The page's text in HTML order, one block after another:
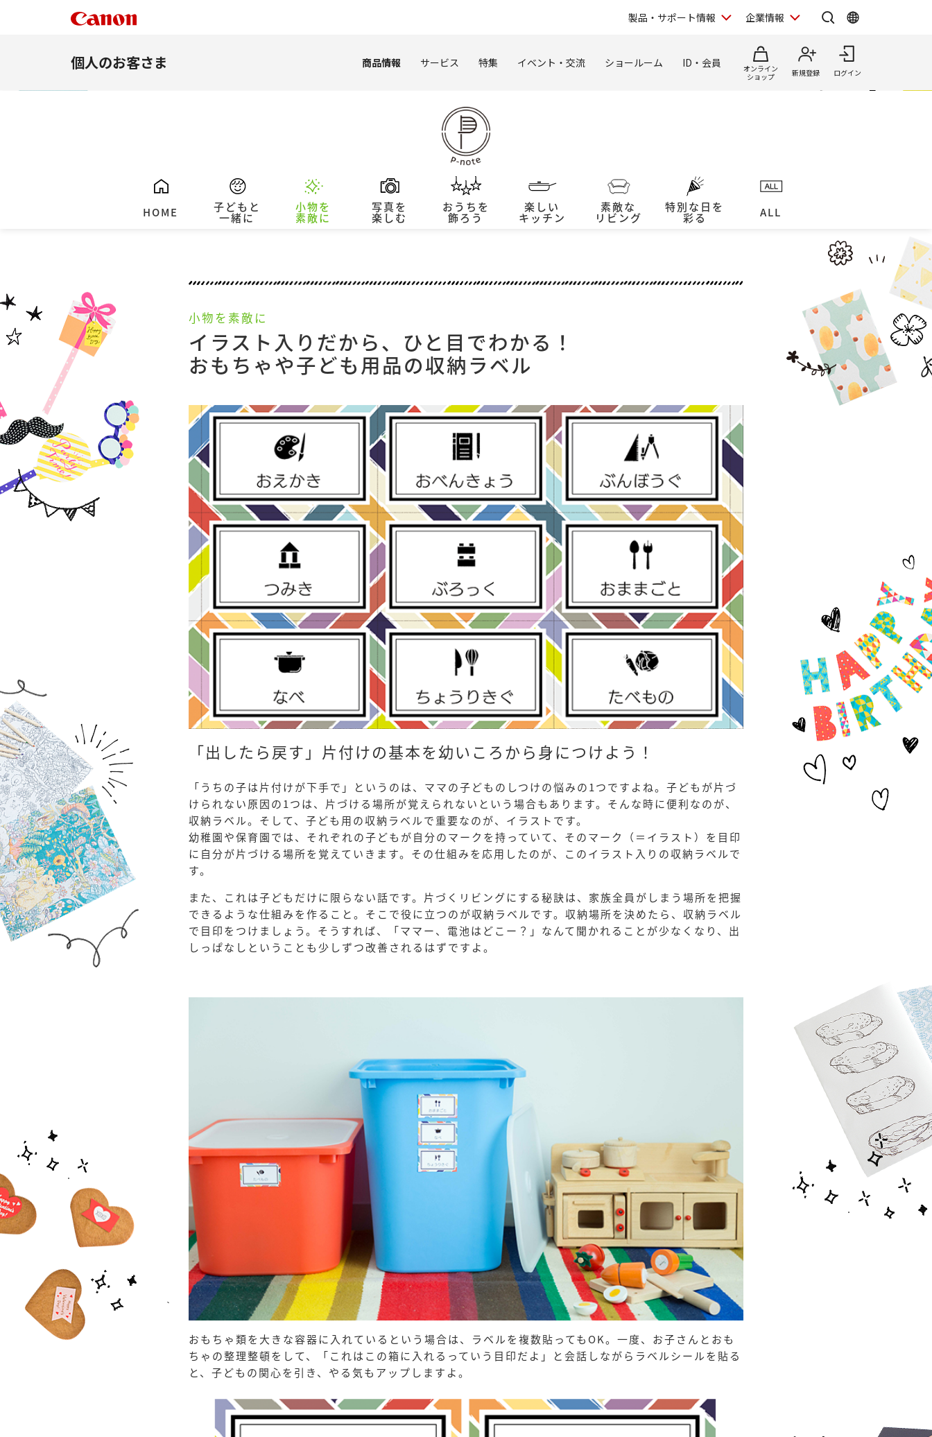
製品・サポート情報 企業情報
個人のお客さま 商品情報 サービス 特集 イベント・交流 ショールーム ID・会員
オンライン
ショップ
新規登録 ログイン
HOME 子どもと
一緒に
小物を
素敵に
写真を
楽しむ
おうちを
飾ろう
楽しい
キッチン
素敵な
リビング
特別な日を
彩る ALL
小物を素敵に
イラスト入りだから、ひと目でわかる！
おもちゃや子ども用品の収納ラベル
「出したら戻す」片付けの基本を幼いころから身につけよう！
「うちの子は片付けが下手で」というのは、ママの子どものしつけの悩みの1つですよね。子どもが片づ
けられない原因の1つは、片づける場所が覚えられないという場合もあります。そんな時に便利なのが、
収納ラベル。そして、子ども用の収納ラベルで重要なのが、イラストです。
幼稚園や保育園では、それぞれの子どもが自分のマークを持っていて、そのマーク（＝イラスト）を目印
に自分が片づける場所を覚えていきます。その仕組みを応用したのが、このイラスト入りの収納ラベルで
す。
また、これは子どもだけに限らない話です。片づくリビングにする秘訣は、家族全員がしまう場所を把握
できるような仕組みを作ること。そこで役に立つのが収納ラベルです。収納場所を決めたら、収納ラベル
で目印をつけましょう。そうすれば、「ママー、電池はどこー？」なんて聞かれることが少なくなり、出
しっぱなしということも少しずつ改善されるはずですよ。
おもちゃ類を大きな容器に入れているという場合は、ラベルを複数貼ってもOK。一度、お子さんとおも
ちゃの整理整頓をして、「これはこの箱に入れるっていう目印だよ」と会話しながらラベルシールを貼る
と、子どもの関心を引き、やる気もアップしますよ。